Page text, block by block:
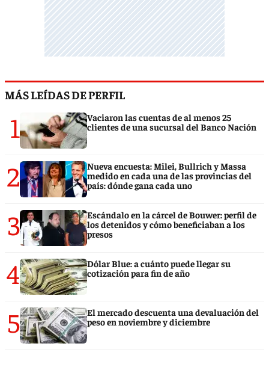
MÁS LEÍDAS DE PERFIL
1
Vaciaron las cuentas de al menos 25
clientes de una sucursal del Banco Nación
2
Nueva encuesta: Milei, Bullrich y Massa
medido en cada una de las provincias del
país: dónde gana cada uno
3
Escándalo en la cárcel de Bouwer: perfil de
los detenidos y cómo beneficiaban a los
presos
4
Dólar Blue: a cuánto puede llegar su
cotización para fin de año
5
El mercado descuenta una devaluación del
peso en noviembre y diciembre